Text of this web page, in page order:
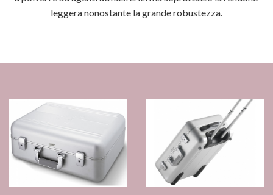
leggera nonostante la grande robustezza.